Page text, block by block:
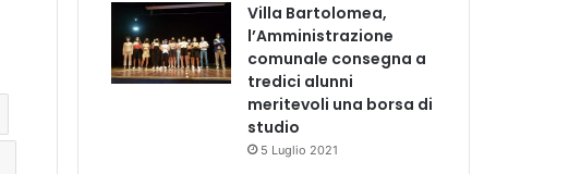
Villa Bartolomea,
l’Amministrazione
comunale consegna a
tredici alunni
meritevoli una borsa di
studio
5 Luglio 2021